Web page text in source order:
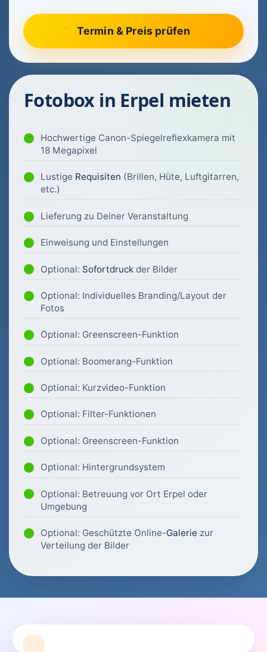
Fotobox in Erpel mieten
Hochwertige Canon-Spiegelreflexkamera mit
18 Megapixel
Lustige Requisiten (Brillen, Hüte, Luftgitarren,
etc.)
Lieferung zu Deiner Veranstaltung
Einweisung und Einstellungen
Optional: Sofortdruck der Bilder
Optional: Individuelles Branding/Layout der
Fotos
Optional: Greenscreen-Funktion
Optional: Boomerang-Funktion
Optional: Kurzvideo-Funktion
Optional: Filter-Funktionen
Optional: Greenscreen-Funktion
Optional: Hintergrundsystem
Optional: Betreuung vor Ort Erpel oder
Umgebung
Optional: Geschützte Online-Galerie zur
Verteilung der Bilder